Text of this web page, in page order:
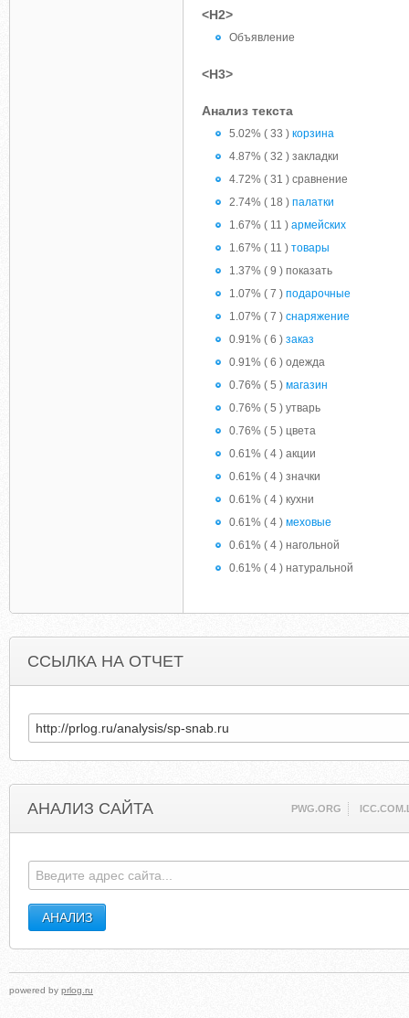
<H2>
Объявление
<H3>
Анализ текста
5.02% ( 33 ) корзина
4.87% ( 32 ) закладки
4.72% ( 31 ) сравнение
2.74% ( 18 ) палатки
1.67% ( 11 ) армейских
1.67% ( 11 ) товары
1.37% ( 9 ) показать
1.07% ( 7 ) подарочные
1.07% ( 7 ) снаряжение
0.91% ( 6 ) заказ
0.91% ( 6 ) одежда
0.76% ( 5 ) магазин
0.76% ( 5 ) утварь
0.76% ( 5 ) цвета
0.61% ( 4 ) акции
0.61% ( 4 ) значки
0.61% ( 4 ) кухни
0.61% ( 4 ) меховые
0.61% ( 4 ) нагольной
0.61% ( 4 ) натуральной
ССЫЛКА НА ОТЧЕТ
АНАЛИЗ САЙТА PWG.ORG
powered by prlog.ru